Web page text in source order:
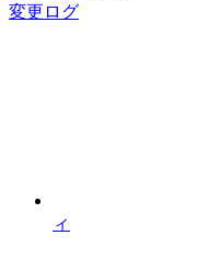
変更ログ
ィ